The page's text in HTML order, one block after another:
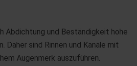
Abdichtung und Beständigkeit hohe
Daher sind Rinnen und Kanäle mit
Augenmerk auszuführen.